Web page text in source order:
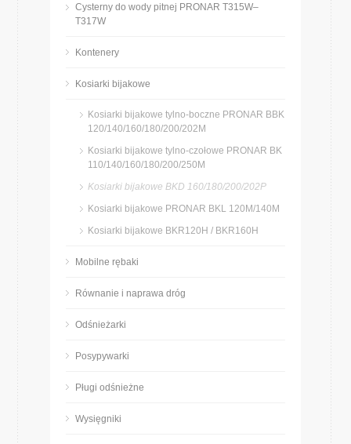
Cysterny do wody pitnej PRONAR T315W–
T317W
Kontenery
Kosiarki bijakowe
Kosiarki bijakowe tylno-boczne PRONAR BBK
120/140/160/180/200/202M
Kosiarki bijakowe tylno-czołowe PRONAR BK
110/140/160/180/200/250M
Kosiarki bijakowe BKD 160/180/200/202P
Kosiarki bijakowe PRONAR BKL 120M/140M
Kosiarki bijakowe BKR120H / BKR160H
Mobilne rębaki
Równanie i naprawa dróg
Odśnieżarki
Posypywarki
Pługi odśnieżne
Wysięgniki